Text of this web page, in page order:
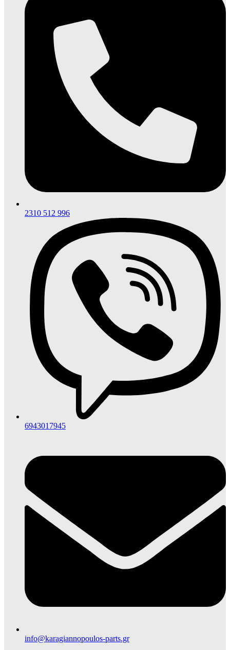
2310 512 996
6943017945
info@karagiannopoulos-parts.gr